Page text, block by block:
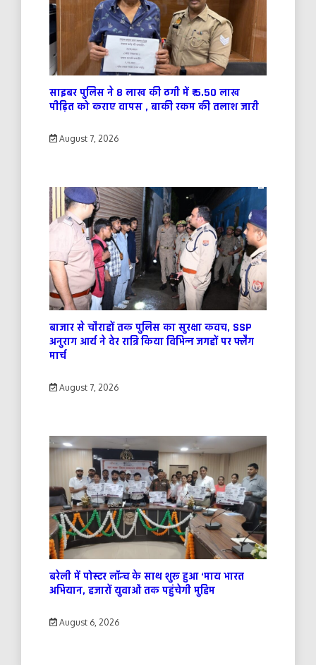
साइबर पुलिस ने 8 लाख की ठगी में ₹ 5.50 लाख
पीड़ित को कराए वापस , बाकी रकम की तलाश जारी
August 7, 2026
बाजार से चौराहों तक पुलिस का सुरक्षा कवच, SSP
अनुराग आर्य ने देर रात्रि किया विभिन्न जगहों पर फ्लैग
मार्च
August 7, 2026
बरेली में पोस्टर लॉन्च के साथ शुरू हुआ ‘माय भारत
अभियान, हजारों युवाओं तक पहुंचेगी मुहिम
August 6, 2026